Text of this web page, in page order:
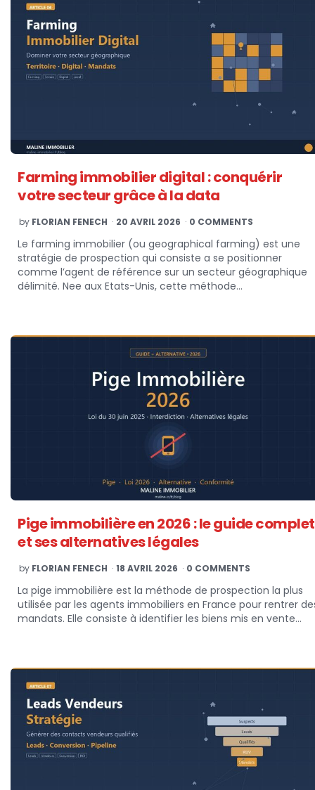
Farming immobilier digital : conquérir
votre secteur grâce à la data
POSTED
BY
by FLORIAN FENECH 20 AVRIL 2026 0 COMMENTS
Le farming immobilier (ou geographical farming) est une
stratégie de prospection qui consiste a se positionner
comme l’agent de référence sur un secteur géographique
délimité. Nee aux Etats-Unis, cette méthode…
Pige immobilière en 2026 : le guide complet
et ses alternatives légales
POSTED
BY
by FLORIAN FENECH 18 AVRIL 2026 0 COMMENTS
La pige immobilière est la méthode de prospection la plus
utilisée par les agents immobiliers en France pour rentrer
mandats. Elle consiste à identifier les biens mis en vente…